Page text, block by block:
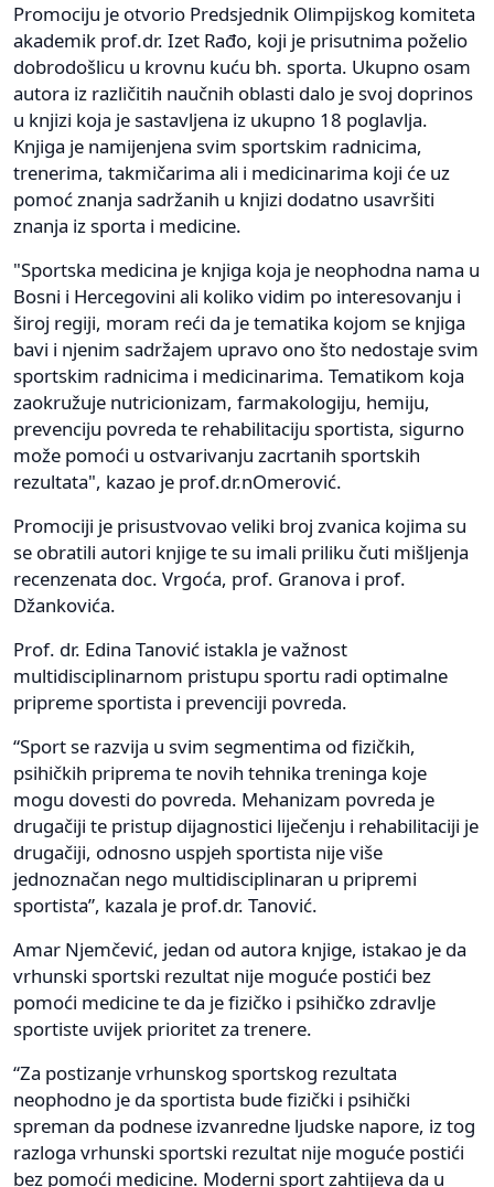
Promociju je otvorio Predsjednik Olimpijskog komiteta
akademik prof.dr. Izet Rađo, koji je prisutnima poželio
dobrodošlicu u krovnu kuću bh. sporta. Ukupno osam
autora iz različitih naučnih oblasti dalo je svoj doprinos
u knjizi koja je sastavljena iz ukupno 18 poglavlja.
Knjiga je namijenjena svim sportskim radnicima,
trenerima, takmičarima ali i medicinarima koji će uz
pomoć znanja sadržanih u knjizi dodatno usavršiti
znanja iz sporta i medicine.
"Sportska medicina je knjiga koja je neophodna nama u
Bosni i Hercegovini ali koliko vidim po interesovanju i
široj regiji, moram reći da je tematika kojom se knjiga
bavi i njenim sadržajem upravo ono što nedostaje svim
sportskim radnicima i medicinarima. Tematikom koja
zaokružuje nutricionizam, farmakologiju, hemiju,
prevenciju povreda te rehabilitaciju sportista, sigurno
može pomoći u ostvarivanju zacrtanih sportskih
rezultata", kazao je prof.dr.nOmerović.
Promociji je prisustvovao veliki broj zvanica kojima su
se obratili autori knjige te su imali priliku čuti mišljenja
recenzenata doc. Vrgoća, prof. Granova i prof.
Džankovića.
Prof. dr. Edina Tanović istakla je važnost
multidisciplinarnom pristupu sportu radi optimalne
pripreme sportista i prevenciji povreda.
“Sport se razvija u svim segmentima od fizičkih,
psihičkih priprema te novih tehnika treninga koje
mogu dovesti do povreda. Mehanizam povreda je
drugačiji te pristup dijagnostici liječenju i rehabilitaciji je
drugačiji, odnosno uspjeh sportista nije više
jednoznačan nego multidisciplinaran u pripremi
sportista”, kazala je prof.dr. Tanović.
Amar Njemčević, jedan od autora knjige, istakao je da
vrhunski sportski rezultat nije moguće postići bez
pomoći medicine te da je fizičko i psihičko zdravlje
sportiste uvijek prioritet za trenere.
“Za postizanje vrhunskog sportskog rezultata
neophodno je da sportista bude fizički i psihički
spreman da podnese izvanredne ljudske napore, iz tog
razloga vrhunski sportski rezultat nije moguće postići
bez pomoći medicine. Moderni sport zahtijeva da u